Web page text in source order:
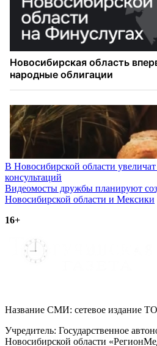
Навигация
по
записям
В Новосибирской области
консультаций
Видеомосты дружбы планируют
Новосибирской области и Мексики
16+
Название СМИ: cетевое издание
Учредитель: Государственное
Новосибирской области